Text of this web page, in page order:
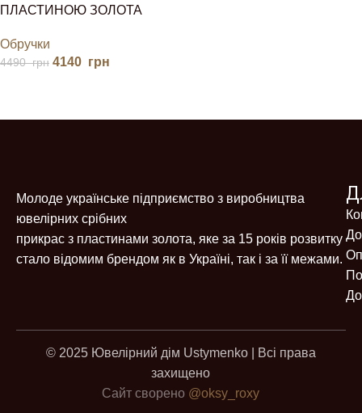
ПЛАСТИНОЮ ЗОЛОТА
Обручки
4490грн 4140 грн
Молоде українське підприємство з виробництва
ювелірних срібних
прикрас з пластинами золота, яке за 15 років розвитку
стало відомим брендом як в Україні, так і за її межами.
© 2025 Ювелірний дім Ustymenko | Всі права
захищено
Сайт сворено @oksy_roxy